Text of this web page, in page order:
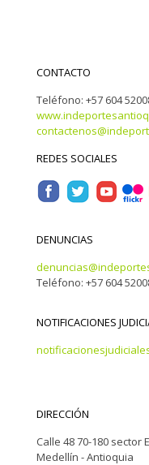
CONTACTO
Teléfono: +57 604
REDES SOCIALES
DENUNCIAS
Teléfono: +57 604
NOTIFICACIONES
DIRECCIÓN
Calle 48 70-180 sector
Medellín - Antioquia